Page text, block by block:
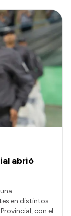
abrió
en distintos
con el